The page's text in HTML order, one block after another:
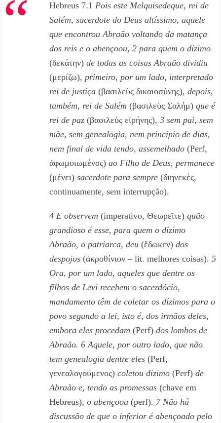
Hebreus 7.1 Pois este Melquisedeque, rei de
Salém, sacerdote do Deus altíssimo, aquele
que encontrou Abraão voltando da matança
dos reis e o abençoou, 2 para quem o dízimo
(δεκάτην) de todas as coisas Abraão dividiu
(μερίζω), primeiro, por um lado, interpretado
rei de justiça (βασιλεὺς δικαιοσύνης), depois,
também, rei de Salém (βασιλεὺς Σαλήμ) que é
rei de paz (βασιλεὺς εἰρήνης), 3 sem pai, sem
mãe, sem genealogia, nem princípio de dias,
nem final de vida tendo, assemelhado (Perf,
ἀφωμοιωμένος) ao Filho de Deus, permanece
(μένει) sacerdote para sempre (διηνεκές,
continuamente, sem interrupção).
4 E observem (imperativo, Θεωρεῖτε) quão
grandioso é esse, para quem o dízimo
Abraão, o patriarca, deu (ἔδωκεν) dos
despojos (ἀκροθίνιον – lit. melhores coisas). 5
Ora, por um lado, aqueles que dentre os
filhos de Levi recebem o sacerdócio,
mandamento têm de coletar os dízimos para o
povo segundo a lei, isto é, dos irmãos deles,
embora eles procedam (Perf) dos lombos de
Abraão. 6 Aquele, por outro lado, que não
tem genealogia dentre eles (Perf,
γενεαλογούμενος) coletou dízimo (Perf) de
Abraão e, tendo as promessas (chave em
Hebreus), o abençoou (perf). 7 Não há
discussão de que o inferior é abençoado pelo